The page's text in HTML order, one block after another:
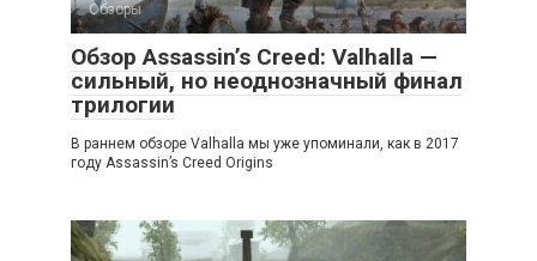
Обзоры
Обзор Assassin’s Creed: Valhalla —
сильный, но неоднозначный финал
трилогии
В раннем обзоре Valhalla мы уже упоминали, как в 2017
году Assassin’s Creed Origins